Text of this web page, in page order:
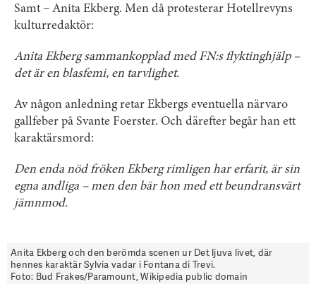
Samt – Anita Ekberg. Men då protesterar Hotellrevyns
kulturredaktör:
Anita Ekberg sammankopplad med FN:s flyktinghjälp –
det är en blasfemi, en tarvlighet.
Av någon anledning retar Ekbergs eventuella närvaro
gallfeber på Svante Foerster. Och därefter begår han ett
karaktärsmord:
Den enda nöd fröken Ekberg rimligen har erfarit, är sin
egna andliga – men den bär hon med ett beundransvärt
jämnmod.
Anita Ekberg och den berömda scenen ur Det ljuva livet, där
hennes karaktär Sylvia vadar i Fontana di Trevi.
Foto: Bud Frakes/Paramount, Wikipedia public domain